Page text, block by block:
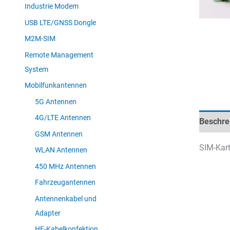
Industrie Modem
USB LTE/GNSS Dongle
M2M-SIM
Remote Management
System
Mobilfunkantennen
5G Antennen
4G/LTE Antennen
GSM Antennen
WLAN Antennen
450 MHz Antennen
Fahrzeugantennen
Antennenkabel und
Adapter
SIM-